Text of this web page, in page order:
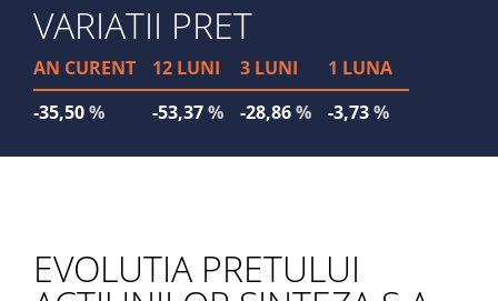
VARIATII PRET
AN CURENT 12 LUNI 3 LUNI
1 LUNA
-35,50% -53,37% -28,86% -3,73%
EVOLUTIA PRETULUI